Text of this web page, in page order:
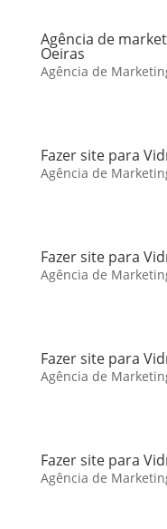
Agência de
Oeiras
Agência de
Fazer site para
Agência de
Fazer site para
Agência de
Fazer site para
Agência de
Fazer site para
Agência de